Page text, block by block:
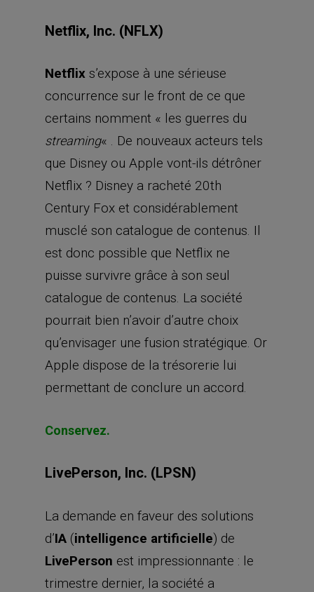
Netflix, Inc. (NFLX)
Netflix s’expose à une sérieuse
concurrence sur le front de ce que
certains nomment « les guerres du
streaming« . De nouveaux acteurs tels
que Disney ou Apple vont-ils détrôner
Netflix ? Disney a racheté 20th
Century Fox et considérablement
musclé son catalogue de contenus. Il
est donc possible que Netflix ne
puisse survivre grâce à son seul
catalogue de contenus. La société
pourrait bien n’avoir d’autre choix
qu’envisager une fusion stratégique. Or
Apple dispose de la trésorerie lui
permettant de conclure un accord.
Conservez.
LivePerson, Inc. (LPSN)
La demande en faveur des solutions
d’IA (intelligence artificielle) de
LivePerson est impressionnante : le
trimestre dernier, la société a